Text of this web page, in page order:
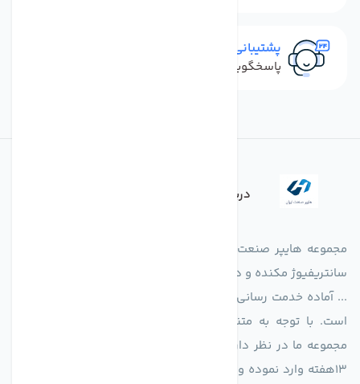
پشتیبانی سریع
پاسخگویی سریع به تماس‌ها و پیام‌ها
درباره فروشگاه
مجموعه هایپر صنعت ایران در امر تولید و واردات انواع فن های
سانتریفیوژ مکنده و دمنده آکسیال، سقفی، بین کانالی، مرغداری و
... آماده خدمت رسانی به شرکت های تولیدی، صنعتی و ساختمانی
است. با توجه به متنوع بودن فن های تولیدی کمپانی اروپایی
مجموعه ما در نظر دارد کالاهای تخصصی شما عزیزان رو در صرف
13هفته وارد نموده و این عمر باعث صرفه جویی در هزینه و زمان